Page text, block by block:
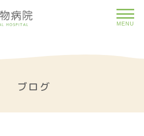
MENU
ブログ